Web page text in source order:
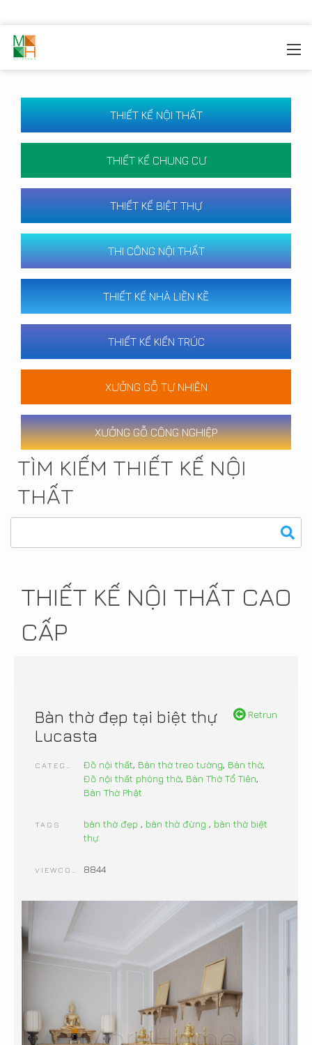
THIẾT KẾ NỘI THẤT
THIẾT KẾ CHUNG CƯ
THIẾT KẾ BIỆT THỰ
THI CÔNG NỘI THẤT
THIẾT KẾ NHÀ LIỀN KỀ
THIẾT KẾ KIẾN TRÚC
XƯỞNG GỖ TỰ NHIÊN
XƯỞNG GỖ CÔNG NGHIỆP
TÌM KIẾM THIẾT KẾ NỘI
THẤT
THIẾT KẾ NỘI THẤT CAO
CẤP
Retrun
Bàn thờ đẹp tại biệt thự
Lucasta
Đồ nội thất, Bàn thờ treo tường, Bàn thờ,
Đồ nội thất phòng thờ, Bàn Thờ Tổ Tiên,
Bàn Thờ Phật
TAGS bàn thờ đẹp , bàn thờ đừng , bàn thờ biệt
thự
8844